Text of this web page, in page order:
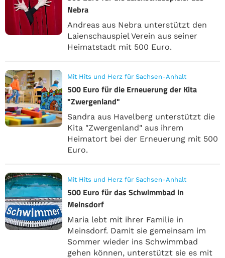
Nebra
Andreas aus Nebra unterstützt den
Laienschauspiel Verein aus seiner
Heimatstadt mit 500 Euro.
Mit Hits und Herz für Sachsen-Anhalt
500 Euro für die Erneuerung der Kita
"Zwergenland"
Sandra aus Havelberg unterstützt die
Kita "Zwergenland" aus ihrem
Heimatort bei der Erneuerung mit 500
Euro.
Mit Hits und Herz für Sachsen-Anhalt
500 Euro für das Schwimmbad in
Meinsdorf
Maria lebt mit ihrer Familie in
Meinsdorf. Damit sie gemeinsam im
Sommer wieder ins Schwimmbad
gehen können, unterstützt sie es mit